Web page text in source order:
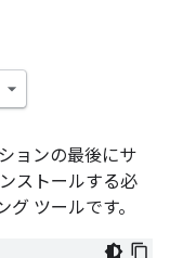
ョンの最後にサ
ストールする必
ツールです。